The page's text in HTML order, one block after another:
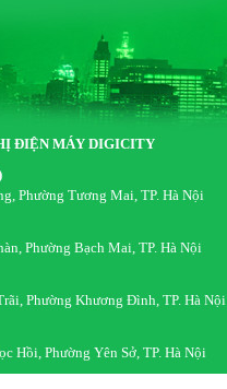
ĐIỆN MÁY DIGICITY
Phường Tương Mai, TP. Hà Nội
Phường Bạch Mai, TP. Hà Nội
Phường Khương Đình, TP. Hà Nội
Hồi, Phường Yên Sở, TP. Hà Nội